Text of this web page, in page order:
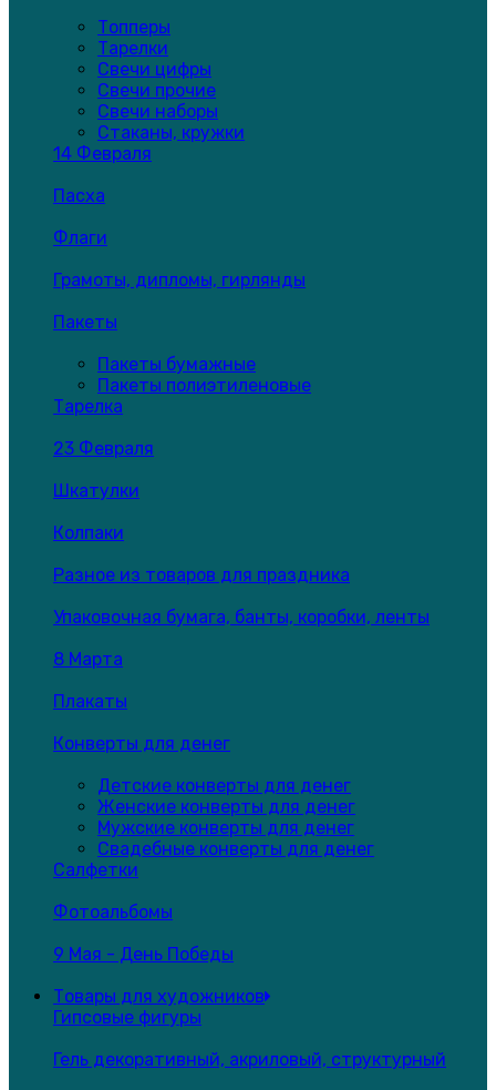
Топперы
Тарелки
Свечи цифры
Свечи прочие
Свечи наборы
Стаканы, кружки
14 Февраля
Пасха
Флаги
Грамоты, дипломы, гирлянды
Пакеты
Пакеты бумажные
Пакеты полиэтиленовые
Тарелка
23 Февраля
Шкатулки
Колпаки
Разное из товаров для праздника
Упаковочная бумага, банты, коробки, ленты
8 Марта
Плакаты
Конверты для денег
Детские конверты для денег
Женские конверты для денег
Мужские конверты для денег
Свадебные конверты для денег
Салфетки
Фотоальбомы
9 Мая - День Победы
Товары для художников
Гипсовые фигуры
Гель декоративный, акриловый, структурный